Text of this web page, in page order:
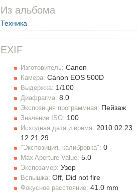
Из альбома
Техника
EXIF
Изготовитель: Canon
Камера: Canon EOS 500D
Выдержка: 1/100
Диафрагма: 8.0
Экспозиция программная: Пейзаж
Значение ISO: 100
Исходная дата и время: 2010:02:23
12:21:29
"Экспозиция, калибровка": 0
Max Aperture Value: 5.0
Экспозамер: Узор
Вспышка: Off, Did not fire
Фокусное расстояние: 41.0 mm